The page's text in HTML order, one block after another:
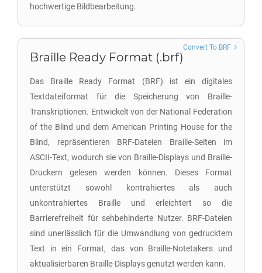
hochwertige Bildbearbeitung.
Braille Ready Format (.brf)
Das Braille Ready Format (BRF) ist ein digitales
Textdateiformat für die Speicherung von Braille-
Transkriptionen. Entwickelt von der National Federation
of the Blind und dem American Printing House for the
Blind, repräsentieren BRF-Dateien Braille-Seiten im
ASCII-Text, wodurch sie von Braille-Displays und Braille-
Druckern gelesen werden können. Dieses Format
unterstützt sowohl kontrahiertes als auch
unkontrahiertes Braille und erleichtert so die
Barrierefreiheit für sehbehinderte Nutzer. BRF-Dateien
sind unerlässlich für die Umwandlung von gedrucktem
Text in ein Format, das von Braille-Notetakers und
aktualisierbaren Braille-Displays genutzt werden kann.
Convert To BRF